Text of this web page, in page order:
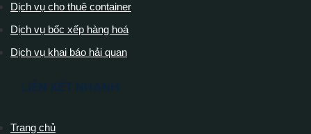
Dịch vụ cho thuê container
Dịch vụ bốc xếp hàng hoá
Dịch vụ khai báo hải quan
Trang chủ